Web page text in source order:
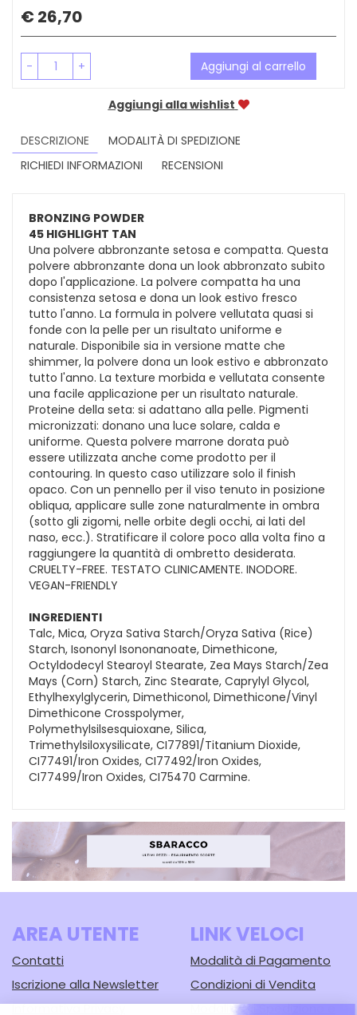
Prezzo
€ 26,70
- + Aggiungi al carrello
Aggiungi alla wishlist
DESCRIZIONE
MODALITÀ DI SPEDIZIONE
RICHIEDI INFORMAZIONI
RECENSIONI
BRONZING POWDER
45 HIGHLIGHT TAN
Una polvere abbronzante setosa e compatta. Questa
polvere abbronzante dona un look abbronzato subito
dopo l'applicazione. La polvere compatta ha una
consistenza setosa e dona un look estivo fresco
tutto l'anno. La formula in polvere vellutata quasi si
fonde con la pelle per un risultato uniforme e
naturale. Disponibile sia in versione matte che
shimmer, la polvere dona un look estivo e abbronzato
tutto l'anno. La texture morbida e vellutata consente
una facile applicazione per un risultato naturale.
Proteine della seta: si adattano alla pelle. Pigmenti
micronizzati: donano una luce solare, calda e
uniforme. Questa polvere marrone dorata può
essere utilizzata anche come prodotto per il
contouring. In questo caso utilizzare solo il finish
opaco. Con un pennello per il viso tenuto in posizione
obliqua, applicare sulle zone naturalmente in ombra
(sotto gli zigomi, nelle orbite degli occhi, ai lati del
naso, ecc.). Stratificare il colore poco alla volta fino a
raggiungere la quantità di ombretto desiderata.
CRUELTY-FREE. TESTATO CLINICAMENTE. INODORE.
VEGAN-FRIENDLY
INGREDIENTI
Talc, Mica, Oryza Sativa Starch/Oryza Sativa (Rice)
Starch, Isononyl Isononanoate, Dimethicone,
Octyldodecyl Stearoyl Stearate, Zea Mays Starch/Zea
Mays (Corn) Starch, Zinc Stearate, Caprylyl Glycol,
Ethylhexylglycerin, Dimethiconol, Dimethicone/Vinyl
Dimethicone Crosspolymer,
Polymethylsilsesquioxane, Silica,
Trimethylsiloxysilicate, CI77891/Titanium Dioxide,
CI77491/Iron Oxides, CI77492/Iron Oxides,
CI77499/Iron Oxides, CI75470 Carmine.
AREA UTENTE
Contatti
Iscrizione alla Newsletter
Informativa Privacy
LINK VELOCI
Modalità di Pagamento
Condizioni di Vendita
Modalità di Spedizione e